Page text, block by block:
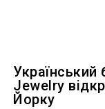
Український
Jewelry
Йорку